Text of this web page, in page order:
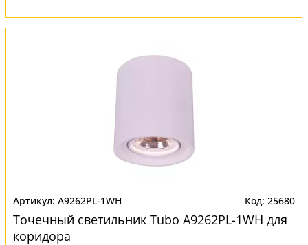
A9262PL-1WH 25680
Точечный светильник Tubo A9262PL-1WH для
коридора